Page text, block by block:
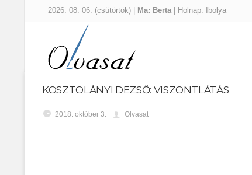
2026. 08. 06. (csütörtök) | Ma: Berta | Holnap: Ibolya
KOSZTOLÁNYI DEZSŐ: VISZONTLÁTÁS
2018. október 3. Olvasat